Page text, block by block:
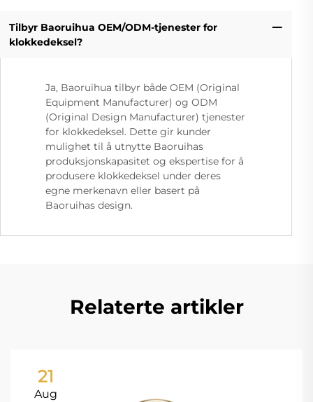
Tilbyr Baoruihua OEM/ODM-tjenester for
klokkedeksel?
Ja, Baoruihua tilbyr både OEM (Original
Equipment Manufacturer) og ODM
(Original Design Manufacturer) tjenester
for klokkedeksel. Dette gir kunder
mulighet til å utnytte Baoruihas
produksjonskapasitet og ekspertise for å
produsere klokkedeksel under deres
egne merkenavn eller basert på
Baoruihas design.
Relaterte artikler
21
Aug